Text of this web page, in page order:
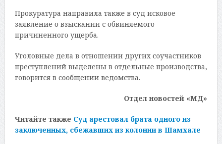
Прокуратура направила также в суд исковое
заявление о взыскании с обвиняемого
причиненного ущерба.
Уголовные дела в отношении других соучастников
преступлений выделены в отдельные производства,
говорится в сообщении ведомства.
Отдел новостей «МД»
Читайте также Суд арестовал брата одного из
заключенных, сбежавших из колонии в Шамхале